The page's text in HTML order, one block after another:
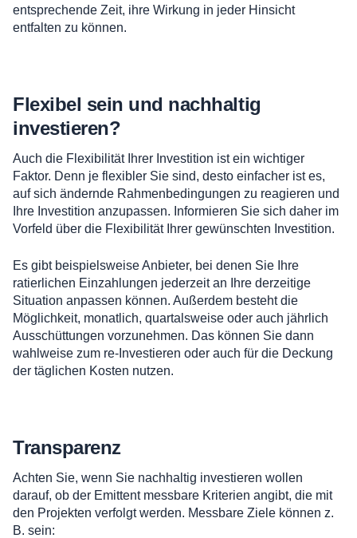
entsprechende Zeit, ihre Wirkung in jeder Hinsicht
entfalten zu können.
Flexibel sein und nachhaltig
investieren?
Auch die Flexibilität Ihrer Investition ist ein wichtiger
Faktor. Denn je flexibler Sie sind, desto einfacher ist es,
auf sich ändernde Rahmenbedingungen zu reagieren und
Ihre Investition anzupassen. Informieren Sie sich daher im
Vorfeld über die Flexibilität Ihrer gewünschten Investition.
Es gibt beispielsweise Anbieter, bei denen Sie Ihre
ratierlichen Einzahlungen jederzeit an Ihre derzeitige
Situation anpassen können. Außerdem besteht die
Möglichkeit, monatlich, quartalsweise oder auch jährlich
Ausschüttungen vorzunehmen. Das können Sie dann
wahlweise zum re-Investieren oder auch für die Deckung
der täglichen Kosten nutzen.
Transparenz
Achten Sie, wenn Sie nachhaltig investieren wollen
darauf, ob der Emittent messbare Kriterien angibt, die mit
den Projekten verfolgt werden. Messbare Ziele können z.
B. sein: